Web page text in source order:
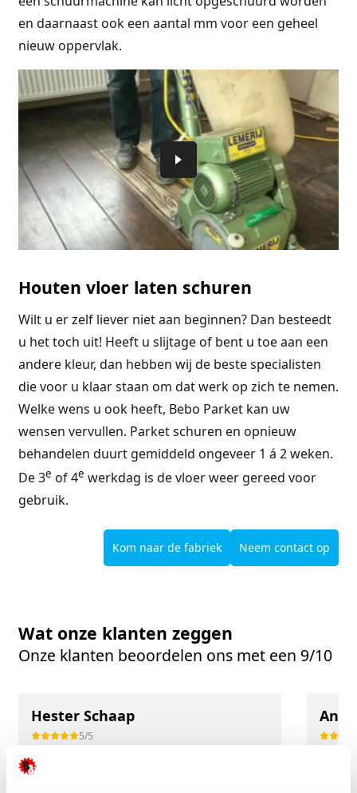
en daarnaast ook een aantal mm voor een geheel
nieuw oppervlak.
Houten vloer laten schuren
Wilt u er zelf liever niet aan beginnen? Dan besteedt
u het toch uit! Heeft u slijtage of bent u toe aan een
andere kleur, dan hebben wij de beste specialisten
die voor u klaar staan om dat werk op zich te nemen.
Welke wens u ook heeft, Bebo Parket kan uw
wensen vervullen. Parket schuren en opnieuw
behandelen duurt gemiddeld ongeveer 1 á 2 weken.
De 3e of 4e werkdag is de vloer weer gereed voor
gebruik.
Kom naar de fabriek Neem contact op
Wat onze klanten zeggen
Onze klanten beoordelen ons met een 9/10
Hester Schaap
5/5
Top geholpen en voor een mooie prijs alles